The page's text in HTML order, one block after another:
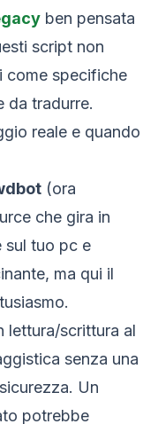
ben pensata
script non
come specifiche
da tradurre.
reale e quando
(ora
che gira in
sul tuo pc e
ma qui il
lettura/scrittura al
senza una
Un
potrebbe